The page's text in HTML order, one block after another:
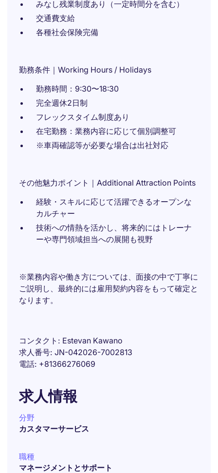
みなし残業制度あり（一定時間分を含む）
交通費支給
各種社会保険完備
勤務条件｜Working Hours / Holidays
勤務時間：9:30〜18:30
完全週休2日制
フレックスタイム制度あり
在宅勤務：業務内容に応じて個別調整可
※車両確認等が必要な場合は出社対応
その他魅力ポイント｜Additional Attraction Points
経験・スキルに応じて活躍できるオープンな
カルチャー
技術への情熱を活かし、将来的にはトレーナ
ーや専門領域担当への展開も視野
※業務内容や働き方については、面接の中で丁寧に
ご説明し、最終的には雇用契約内容をもって確定と
なります。
コンタクト
Estevan Kawano
求人番号 JN-042026-7002813
電話 +81366276069
求人情報
分野
カスタマーサービス
職種
マネージメントとサポート